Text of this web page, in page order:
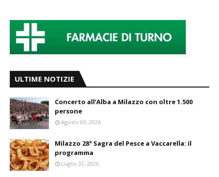
ULTIME NOTIZIE
Concerto all’Alba a Milazzo con oltre 1.500
persone
Agosto 03, 2026
Milazzo 28ª Sagra del Pesce a Vaccarella: il
programma
Luglio 31, 2026